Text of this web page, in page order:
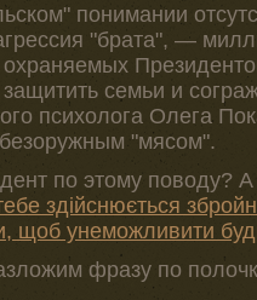
понимании
"брата", —
защитить семьи и
психолога Олега
"мясом".
по этому поводу? А
здійснюється
щоб унеможливити
фразу по